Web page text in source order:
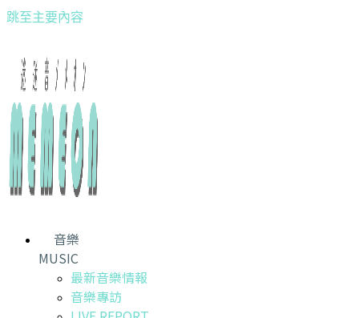
跳至主要內容
音樂
MUSIC
最新音樂情報
音樂專訪